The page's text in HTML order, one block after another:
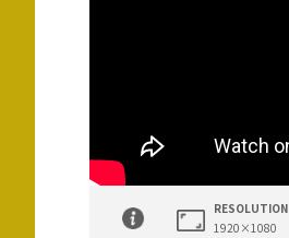
RESOLUTION
1920×1080